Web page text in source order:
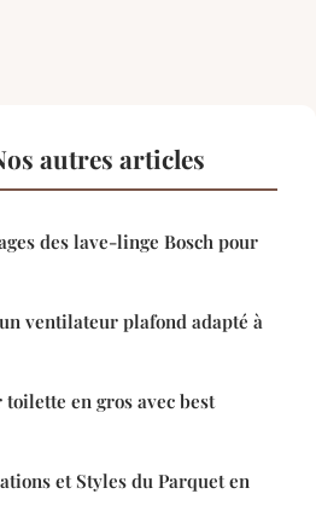
autres articles
des lave-linge Bosch pour
ventilateur plafond adapté à
en gros avec best
et Styles du Parquet en